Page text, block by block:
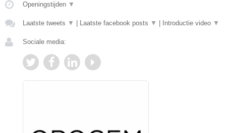
Openingstijden ▼
Laatste tweets ▼ Laatste facebook posts ▼ Introductie video ▼
Sociale media: